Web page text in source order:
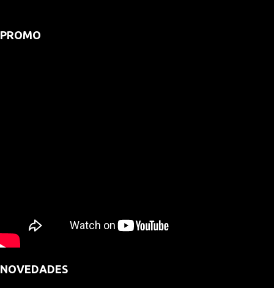
PROMO
NOVEDADES